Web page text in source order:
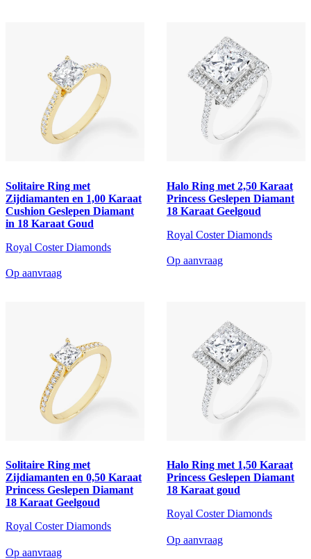
Solitaire Ring met
Zijdiamanten en 1,00 Karaat
Cushion Geslepen Diamant
in 18 Karaat Goud
Royal Coster Diamonds
Op aanvraag
Halo Ring met 2,50 Karaat
Princess Geslepen Diamant
18 Karaat Geelgoud
Royal Coster Diamonds
Op aanvraag
Solitaire Ring met
Zijdiamanten en 0,50 Karaat
Princess Geslepen Diamant
18 Karaat Geelgoud
Royal Coster Diamonds
Op aanvraag
Halo Ring met 1,50 Karaat
Princess Geslepen Diamant
18 Karaat goud
Royal Coster Diamonds
Op aanvraag